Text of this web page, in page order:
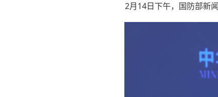
2月14日下午，国防部新